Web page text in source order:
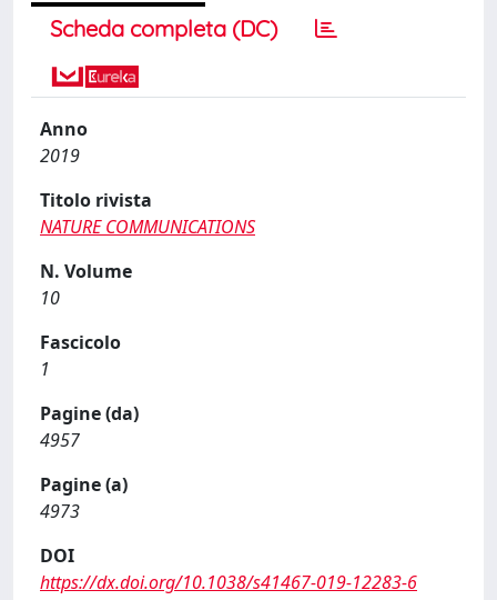
Scheda completa (DC)
Anno
2019
Titolo rivista
NATURE COMMUNICATIONS
N. Volume
10
Fascicolo
1
Pagine (da)
4957
Pagine (a)
4973
DOI
https://dx.doi.org/10.1038/s41467-019-12283-6